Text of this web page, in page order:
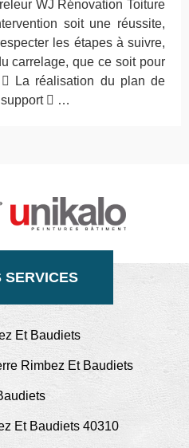
WJ Rénovation Toiture
soit une réussite,
les étapes à suivre,
carrelage, que ce soit pour
La réalisation du plan de
support  …
SERVICES
Et Baudiets
Rimbez Et Baudiets
Et Baudiets 40310